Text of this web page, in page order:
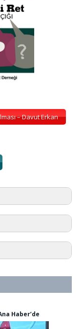
– Davut Erkan
Haber’de